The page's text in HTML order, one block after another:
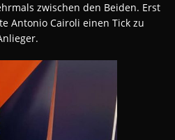
zwischen den Beiden. Erst
Antonio Cairoli einen Tick zu